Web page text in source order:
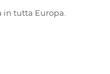
in tutta Europa.